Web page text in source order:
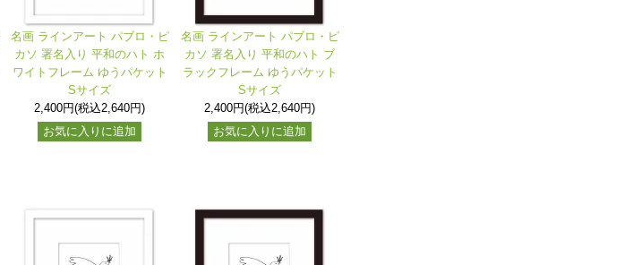
名画 ラインアート パブロ・ピ
カソ 署名入り 平和のハト ホ
ワイトフレーム ゆうパケット
Sサイズ
2,400円(税込2,640円)
お気に入りに追加
名画 ラインアート パブロ・ピ
カソ 署名入り 平和のハト ブ
ラックフレーム ゆうパケット
Sサイズ
2,400円(税込2,640円)
お気に入りに追加